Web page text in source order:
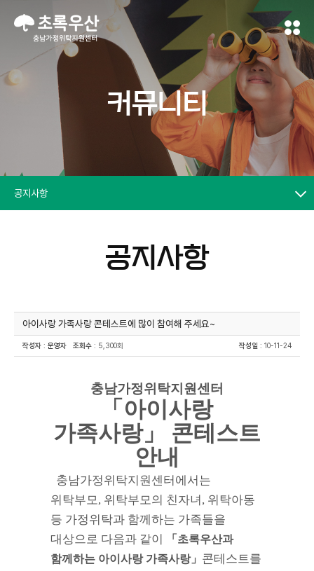
커뮤니티
공지사항
공지사항
아이사랑 가족사랑 콘테스트에 많이 참여해 주세요~
작성자 : 운영자 조회수 : 5,300회 작성일 : 10-11-24
충남가정위탁지원센터
「아이사랑
가족사랑」 콘테스트
안내
충남가정위탁지원센터에서는
위탁부모, 위탁부모의 친자녀, 위탁아동
등 가정위탁과 함께하는 가족들을
대상으로 다음과 같이
「초록우산과
함께하는 아이사랑 가족사랑」 콘테스트를